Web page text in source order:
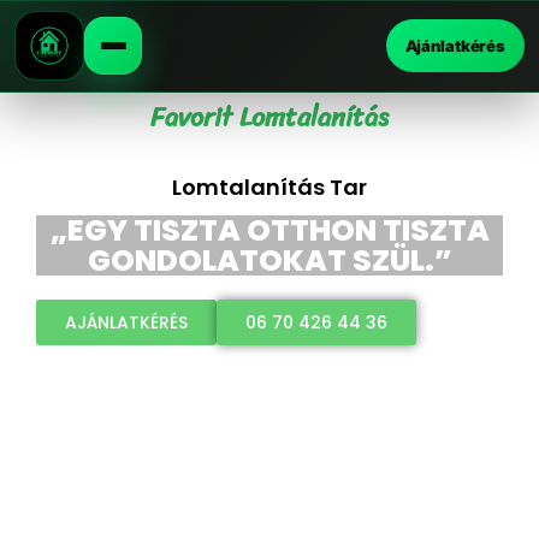
Ajánlatkérés
Favorit Lomtalanítás
Lomtalanítás Tar
„EGY TISZTA OTTHON TISZTA
GONDOLATOKAT SZÜL.”
AJÁNLATKÉRÉS 06 70 426 44 36